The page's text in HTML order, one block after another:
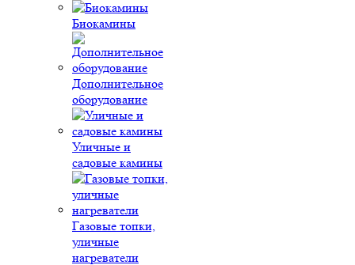
Биокамины
Дополнительное
оборудование
Уличные и
садовые камины
Газовые топки,
уличные
нагреватели